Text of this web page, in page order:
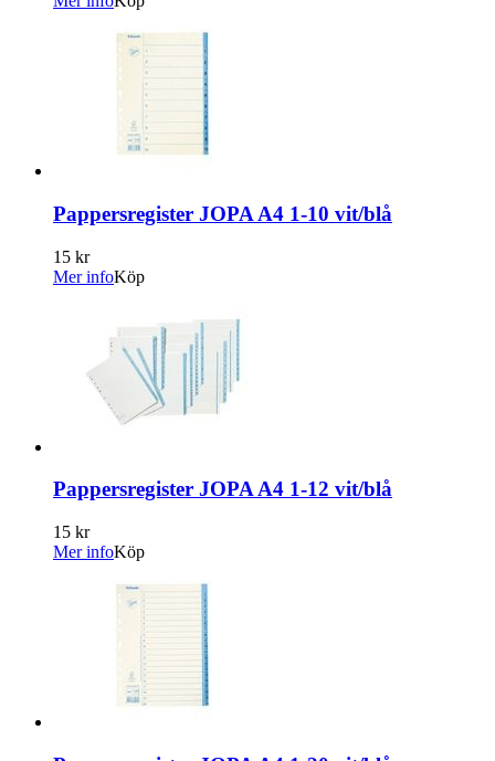
Pappersregister JOPA A4 1-10 vit/blå
15 kr
Mer infoKöp
Pappersregister JOPA A4 1-12 vit/blå
15 kr
Mer infoKöp